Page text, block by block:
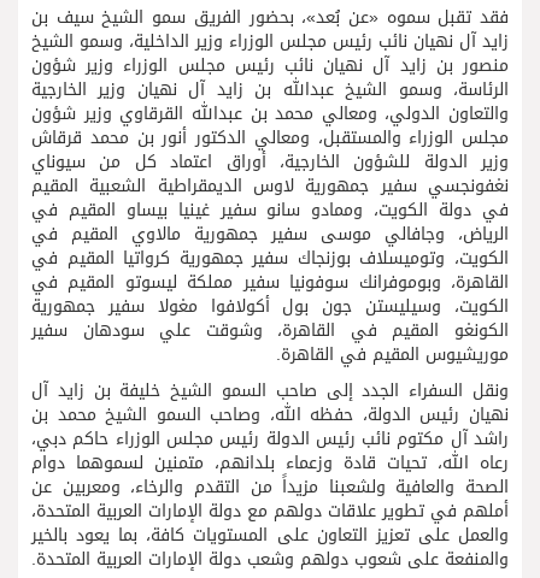
فقد تقبل سموه «عن بُعد»، بحضور الفريق سمو الشيخ سيف بن
زايد آل نهيان نائب رئيس مجلس الوزراء وزير الداخلية، وسمو الشيخ
منصور بن زايد آل نهيان نائب رئيس مجلس الوزراء وزير شؤون
الرئاسة، وسمو الشيخ عبدالله بن زايد آل نهيان وزير الخارجية
والتعاون الدولي، ومعالي محمد بن عبدالله القرقاوي وزير شؤون
مجلس الوزراء والمستقبل، ومعالي الدكتور أنور بن محمد قرقاش
وزير الدولة للشؤون الخارجية، أوراق اعتماد كل من سيوناي
نغفونجسي سفير جمهورية لاوس الديمقراطية الشعبية المقيم
في دولة الكويت، وممادو سانو سفير غينيا بيساو المقيم في
الرياض، وجافالي موسى سفير جمهورية مالاوي المقيم في
الكويت، وتوميسلاف بوزنجاك سفير جمهورية كرواتيا المقيم في
القاهرة، وبوموفرانك سوفونيا سفير مملكة ليسوتو المقيم في
الكويت، وسيليستن جون بول أكولافوا مغولا سفير جمهورية
الكونغو المقيم في القاهرة، وشوقت علي سودهان سفير
موريشيوس المقيم في القاهرة.
ونقل السفراء الجدد إلى صاحب السمو الشيخ خليفة بن زايد آل
نهيان رئيس الدولة، حفظه الله، وصاحب السمو الشيخ محمد بن
راشد آل مكتوم نائب رئيس الدولة رئيس مجلس الوزراء حاكم دبي،
رعاه الله، تحيات قادة وزعماء بلدانهم، متمنين لسموهما دوام
الصحة والعافية ولشعبنا مزيداً من التقدم والرخاء، ومعربين عن
أملهم في تطوير علاقات دولهم مع دولة الإمارات العربية المتحدة،
والعمل على تعزيز التعاون على المستويات كافة، بما يعود بالخير
والمنفعة على شعوب دولهم وشعب دولة الإمارات العربية المتحدة.